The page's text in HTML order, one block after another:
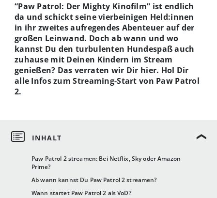
Paw Patrol 2 streamen: Bei Netflix, Sky oder Amazon
Prime?
Ab wann kannst Du Paw Patrol 2 streamen?
Wann startet Paw Patrol 2 als VoD?
“Paw Patrol: Der Mighty Kinofilm” ist endlich
da und schickt seine vierbeinigen Held:innen
in ihr zweites aufregendes Abenteuer auf der
großen Leinwand. Doch ab wann und wo
kannst Du den turbulenten Hundespaß auch
zuhause mit Deinen Kindern im Stream
genießen? Das verraten wir Dir hier. Hol Dir
alle Infos zum Streaming-Start von Paw Patrol
2.